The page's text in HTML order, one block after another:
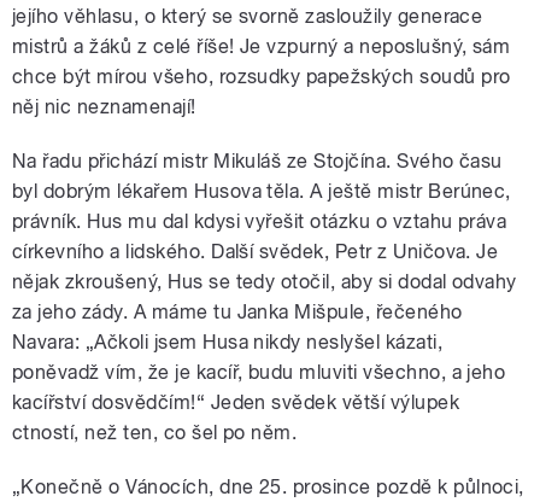
jejího věhlasu, o který se svorně zasloužily generace
mistrů a žáků z celé říše! Je vzpurný a neposlušný, sám
chce být mírou všeho, rozsudky papežských soudů pro
něj nic neznamenají!
Na řadu přichází mistr Mikuláš ze Stojčína. Svého času
byl dobrým lékařem Husova těla. A ještě mistr Berúnec,
právník. Hus mu dal kdysi vyřešit otázku o vztahu práva
církevního a lidského. Další svědek, Petr z Uničova. Je
nějak zkroušený, Hus se tedy otočil, aby si dodal odvahy
za jeho zády. A máme tu Janka Mišpule, řečeného
Navara: „Ačkoli jsem Husa nikdy neslyšel kázati,
poněvadž vím, že je kacíř, budu mluviti všechno, a jeho
kacířství dosvědčím!“ Jeden svědek větší výlupek
ctností, než ten, co šel po něm.
„Konečně o Vánocích, dne 25. prosince pozdě k půlnoci,